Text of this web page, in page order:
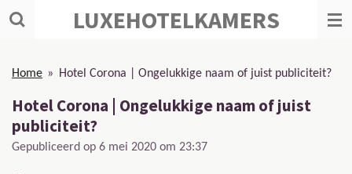
Ga
de
LUXEHOTELKAMERS
Home » Hotel Corona | Ongelukkige naam of juist publiciteit?
Hotel Corona | Ongelukkige naam of juist
publiciteit?
Gepubliceerd op 6 mei 2020 om 23:37